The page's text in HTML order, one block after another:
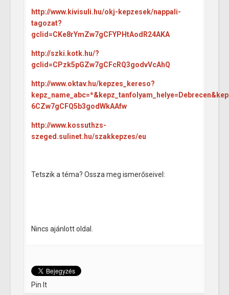
http://www.kivisuli.hu/okj-kepzesek/nappali-
tagozat?
gclid=CKe8rYmZw7gCFYPHtAodR24AKA
http://szki.kotk.hu/?
gclid=CPzk5pGZw7gCFcRQ3godvVcAhQ
http://www.oktav.hu/kepzes_kereso?
6CZw7gCFQ5b3godWkAAfw
http://www.kossuthzs-
szeged.sulinet.hu/szakkepzes/eu
Tetszik a téma? Ossza meg ismerőseivel:
Nincs ajánlott oldal.
Pin It